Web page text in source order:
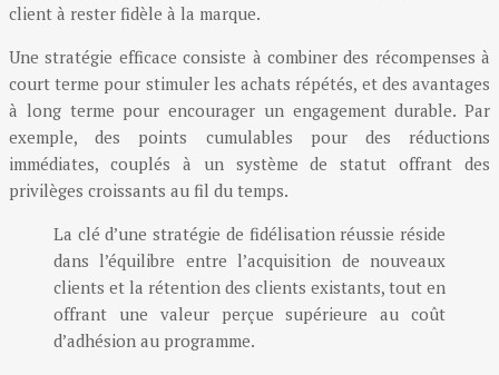
client à rester fidèle à la marque.
Une stratégie efficace consiste à combiner des récompenses à
court terme pour stimuler les achats répétés, et des avantages
à long terme pour encourager un engagement durable. Par
exemple, des points cumulables pour des réductions
immédiates, couplés à un système de statut offrant des
privilèges croissants au fil du temps.
La clé d’une stratégie de fidélisation réussie réside
dans l’équilibre entre l’acquisition de nouveaux
clients et la rétention des clients existants, tout en
offrant une valeur perçue supérieure au coût
d’adhésion au programme.